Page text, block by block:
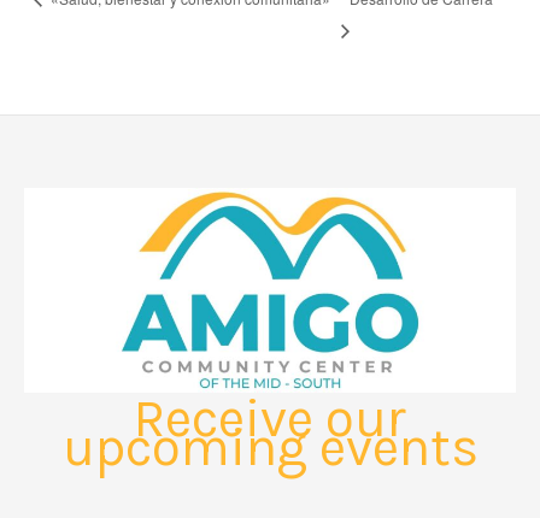
Receive our
upcoming events